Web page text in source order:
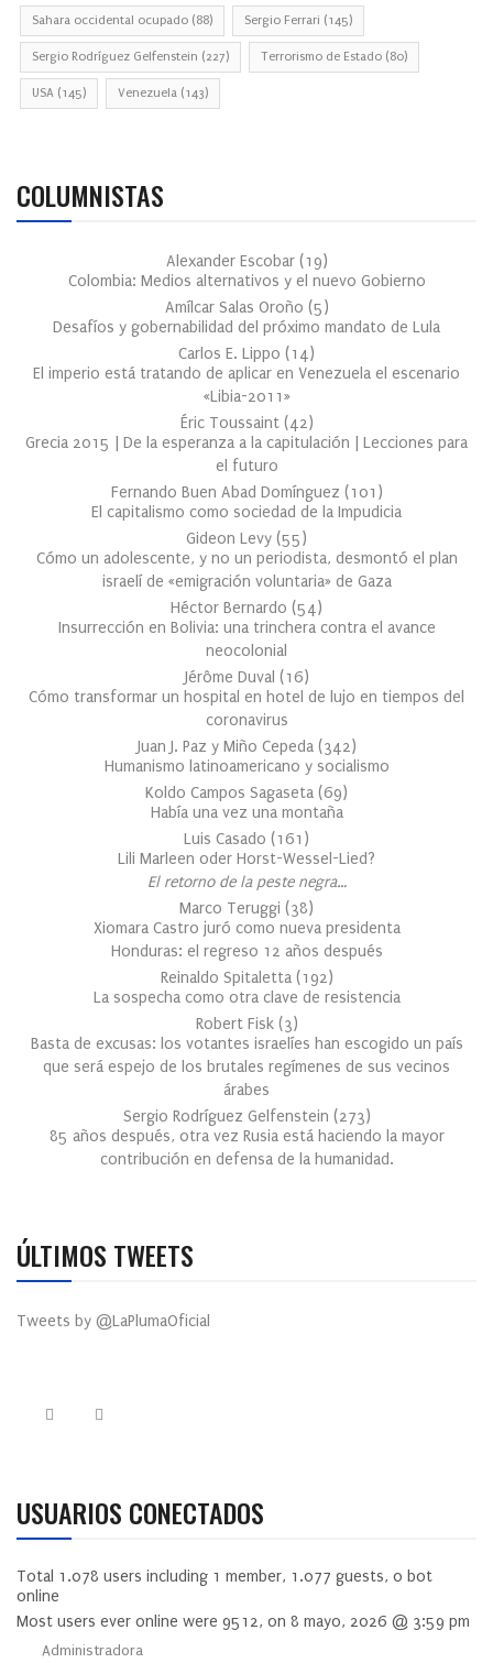
Sahara occidental ocupado (88) Sergio Ferrari (145)
Sergio Rodríguez Gelfenstein (227) Terrorismo de Estado (80)
USA (145) Venezuela (143)
COLUMNISTAS
Alexander Escobar (19)
Colombia: Medios alternativos y el nuevo Gobierno
Amílcar Salas Oroño (5)
Desafíos y gobernabilidad del próximo mandato de Lula
Carlos E. Lippo (14)
El imperio está tratando de aplicar en Venezuela el escenario
«Libia-2011»
Éric Toussaint (42)
Grecia 2015 | De la esperanza a la capitulación | Lecciones para
el futuro
Fernando Buen Abad Domínguez (101 )
El capitalismo como sociedad de la Impudicia
Gideon Levy (55)
Cómo un adolescente, y no un periodista, desmontó el plan
israelí de «emigración voluntaria» de Gaza
Héctor Bernardo (54)
Insurrección en Bolivia: una trinchera contra el avance
neocolonial
Jérôme Duval (16)
Cómo transformar un hospital en hotel de lujo en tiempos del
coronavirus
Juan J. Paz y Miño Cepeda (342)
Humanismo latinoamericano y socialismo
Koldo Campos Sagaseta (69)
Había una vez una montaña
Luis Casado (161 )
Lili Marleen oder Horst-Wessel-Lied?
El retorno de la peste negra…
Marco Teruggi (38)
Xiomara Castro juró como nueva presidenta
Honduras: el regreso 12 años después
Reinaldo Spitaletta (192)
La sospecha como otra clave de resistencia
Robert Fisk (3)
Basta de excusas: los votantes israelíes han escogido un país
que será espejo de los brutales regímenes de sus vecinos
árabes
Sergio Rodríguez Gelfenstein (273)
85 años después, otra vez Rusia está haciendo la mayor
contribución en defensa de la humanidad.
ÚLTIMOS TWEETS
Tweets by @LaPlumaOficial
USUARIOS CONECTADOS
Total 1.078 users including 1 member, 1.077 guests, 0 bot
online
Most users ever online were 9512, on 8 mayo, 2026 @ 3:59 pm
Administradora